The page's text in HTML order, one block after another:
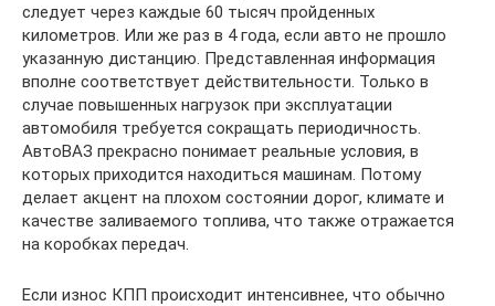
следует через каждые 60 тысяч пройденных
километров. Или же раз в 4 года, если авто не прошло
указанную дистанцию. Представленная информация
вполне соответствует действительности. Только в
случае повышенных нагрузок при эксплуатации
автомобиля требуется сокращать периодичность.
АвтоВАЗ прекрасно понимает реальные условия, в
которых приходится находиться машинам. Потому
делает акцент на плохом состоянии дорог, климате и
качестве заливаемого топлива, что также отражается
на коробках передач.
Если износ КПП происходит интенсивнее, что обычно